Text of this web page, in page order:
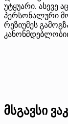
უტყუარი. ასევე
პერსონალური
რეზიუმეს
მსგავსი